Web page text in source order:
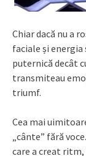
Chiar dacă nu a
faciale și
puternică decât
transmiteau
triumf.
Cea mai
„cânte” fără
care a creat